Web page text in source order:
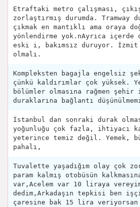
Etraftaki metro çalışması,
zorlaştırmış durumda. Tramway
çıkmak en mantıklı ama oraya
yönlendirme yok.nAyrıca
eski i, bakımsız duruyor.
olmalı.
Kompleksten bagajla engelsiz
çünkü kaldırımlar çok yüksek.
bölümler olmasına rağmen
duraklarına bağlantı
İstanbul dan sonraki durak
yoğunluğu çok fazla, ihtiyacı
yeterince temiz değil. Yemek,
pahalı,
Tuvalette yaşadığım olay çok
param kalmış otobüsün
var,Acelem var 10 liraya
dedim,Arkadaşın tepkisi ben
çaresine bak 15 lira